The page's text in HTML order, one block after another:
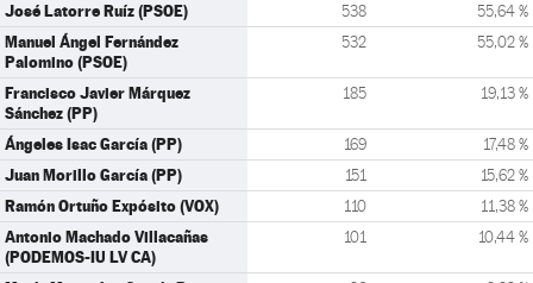
José Latorre Ruíz (PSOE) 538 55,64 %
Manuel Ángel Fernández
Palomino (PSOE)
532 55,02 %
Francisco Javier Márquez
Sánchez (PP)
185 19,13 %
Ángeles Isac García (PP) 169 17,48 %
Juan Morillo García (PP) 151 15,62 %
Ramón Ortuño Expósito (VOX) 110 11,38 %
Antonio Machado Villacañas
(PODEMOS-IU LV CA)
101 10,44 %